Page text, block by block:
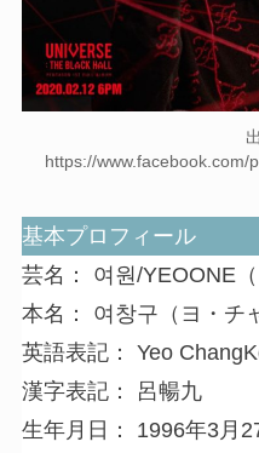
https://
基本プロフィール
芸名： 여원/YEOONE（
本名： 여창구（ヨ・チ
英語表記： Yeo
漢字表記： 呂暢九
生年月日： 1996年3月